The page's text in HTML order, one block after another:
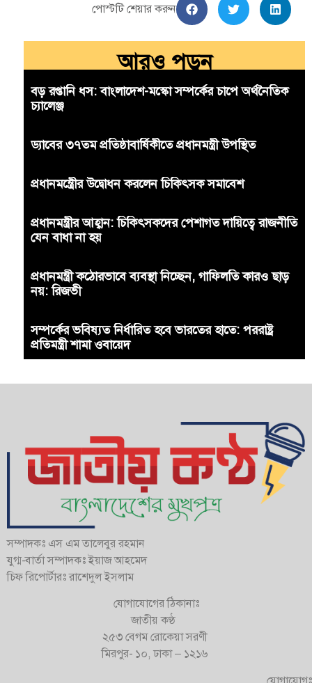
পোস্টটি শেয়ার করুন
আরও পড়ুন
বড় রপ্তানি ধস: বাংলাদেশ-মস্কো সম্পর্কের চাপে অর্থনৈতিক
চ্যালেঞ্জ
ড্যাবের ৩৭তম প্রতিষ্ঠাবার্ষিকীতে প্রধানমন্ত্রী উপস্থিত
প্রধানমন্ত্রীের উদ্বোধন করলেন চিকিৎসক সমাবেশ
প্রধানমন্ত্রীর আহ্বান: চিকিৎসকদের পেশাগত দায়িত্বে রাজনীতি
যেন বাধা না হয়
প্রধানমন্ত্রী কঠোরভাবে ব্যবস্থা নিচ্ছেন, গাফিলতি কারও ছাড়
নয়: রিজভী
সম্পর্কের ভবিষ্যত নির্ধারিত হবে ভারতের হাতে: পররাষ্ট্র
প্রতিমন্ত্রী শামা ওবায়েদ
সম্পাদকঃ এস এম তালেবুর রহমান
যুগ্ম-বার্তা সম্পাদকঃ ইয়াজ আহমেদ
চিফ রিপোর্টারঃ রাশেদুল ইসলাম
যোগাযোগের ঠিকানাঃ
জাতীয় কণ্ঠ
২৫৩ বেগম রোকেয়া সরণী
মিরপুর- ১০, ঢাকা – ১২১৬